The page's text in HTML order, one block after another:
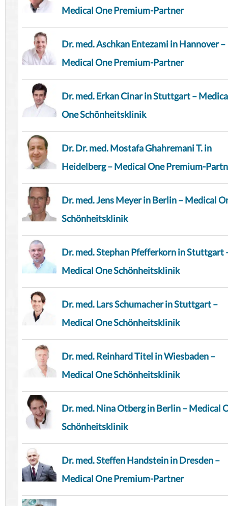
Medical One Premium-Partner
Dr. med. Aschkan Entezami in Hannover –
Medical One Premium-Partner
Dr. med. Erkan Cinar in Stuttgart –
One Schönheitsklinik
Dr. Dr. med. Mostafa Ghahremani T. in
Heidelberg – Medical One Premium-
Dr. med. Jens Meyer in Berlin – Medical
Schönheitsklinik
Dr. med. Stephan Pfefferkorn in Stuttgart
Medical One Schönheitsklinik
Dr. med. Lars Schumacher in Stuttgart –
Medical One Schönheitsklinik
Dr. med. Reinhard Titel in Wiesbaden –
Medical One Schönheitsklinik
Dr. med. Nina Otberg in Berlin – Medical
Schönheitsklinik
Dr. med. Steffen Handstein in Dresden –
Medical One Premium-Partner